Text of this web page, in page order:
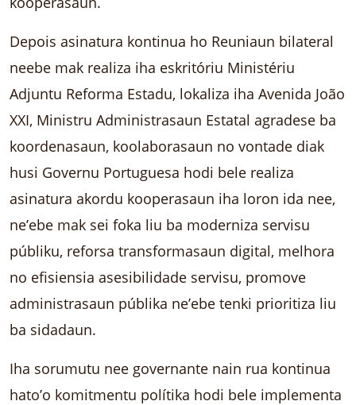
Depois asinatura kontinua ho Reuniaun bilateral
neebe mak realiza iha eskritóriu Ministériu
Adjuntu Reforma Estadu, lokaliza iha Avenida João
XXI, Ministru Administrasaun Estatal agradese ba
koordenasaun, koolaborasaun no vontade diak
husi Governu Portuguesa hodi bele realiza
asinatura akordu kooperasaun iha loron ida nee,
ne’ebe mak sei foka liu ba moderniza servisu
públiku, reforsa transformasaun digital, melhora
no efisiensia asesibilidade servisu, promove
administrasaun públika ne’ebe tenki prioritiza liu
ba sidadaun.
Iha sorumutu nee governante nain rua kontinua
hato’o komitmentu polítika hodi bele implementa